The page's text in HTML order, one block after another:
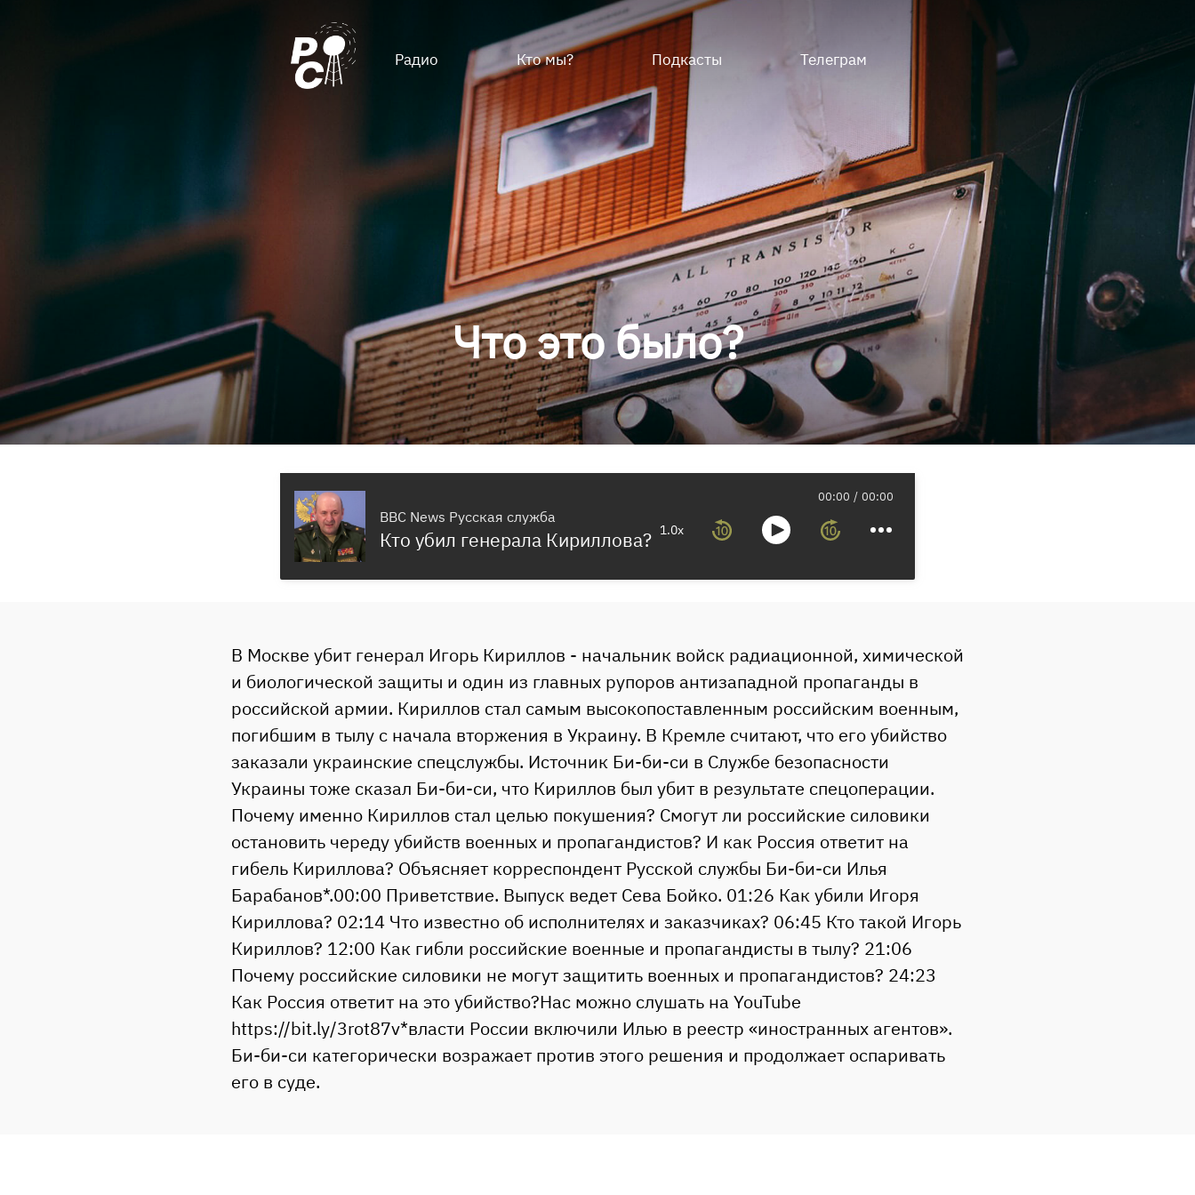
Радио Кто мы? Подкасты Телеграм
Что это было?
BBC News Русская служба
Кто убил генерала Кириллова? 1.0x
00:00 00:00
В Москве убит генерал Игорь Кириллов - начальник войск радиационной, химической
и биологической защиты и один из главных рупоров антизападной пропаганды в
российской армии. Кириллов стал самым высокопоставленным российским военным,
погибшим в тылу с начала вторжения в Украину. В Кремле считают, что его убийство
заказали украинские спецслужбы. Источник Би-би-си в Службе безопасности
Украины тоже сказал Би-би-си, что Кириллов был убит в результате спецоперации.
Почему именно Кириллов стал целью покушения? Смогут ли российские силовики
остановить череду убийств военных и пропагандистов? И как Россия ответит на
гибель Кириллова? Объясняет корреспондент Русской службы Би-би-си Илья
Барабанов*.00:00 Приветствие. Выпуск ведет Сева Бойко. 01:26 Как убили Игоря
Кириллова? 02:14 Что известно об исполнителях и заказчиках? 06:45 Кто такой Игорь
Кириллов? 12:00 Как гибли российские военные и пропагандисты в тылу? 21:06
Почему российские силовики не могут защитить военных и пропагандистов? 24:23
Как Россия ответит на это убийство?Нас можно слушать на YouTube
https://bit.ly/3rot87v*власти России включили Илью в реестр «иностранных агентов».
Би-би-си категорически возражает против этого решения и продолжает оспаривать
его в суде.